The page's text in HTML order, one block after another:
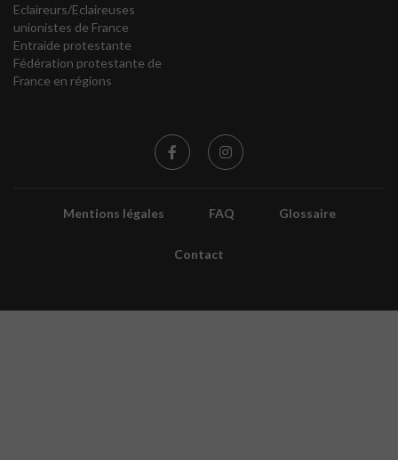
Eclaireurs/Eclaireuses
unionistes de France
Entraide protestante
Fédération protestante de
France en régions
Mentions légales FAQ Glossaire
Contact